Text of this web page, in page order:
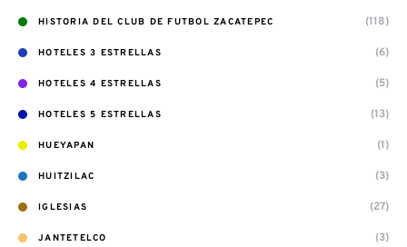
HISTORIA DEL CLUB DE FUTBOL ZACATEPEC (118)
HOTELES 3 ESTRELLAS (6)
HOTELES 4 ESTRELLAS (5)
HOTELES 5 ESTRELLAS (13)
HUEYAPAN (1)
HUITZILAC (3)
IGLESIAS (27)
JANTETELCO (3)